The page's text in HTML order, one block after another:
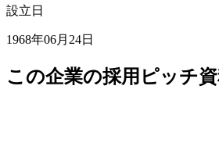
設立日
1968年06月24日
この企業の採用ピッチ